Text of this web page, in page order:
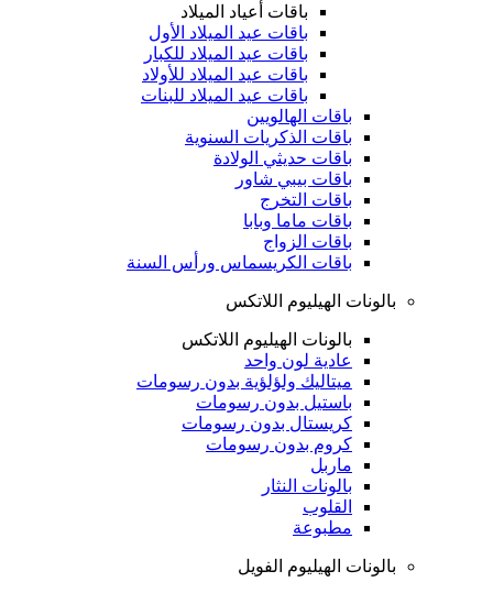
باقات أعياد الميلاد
باقات عيد الميلاد الأول
باقات عيد الميلاد للكبار
باقات عيد الميلاد للأولاد
باقات عيد الميلاد للبنات
باقات الهالويين
باقات الذكريات السنوية
باقات حديثي الولادة
باقات بيبي شاور
باقات التخرج
باقات ماما وبابا
باقات الزواج
باقات الكريسماس ورأس السنة
بالونات الهيليوم اللاتكس
بالونات الهيليوم اللاتكس
عادية لون واحد
ميتاليك ولؤلؤية بدون رسومات
باستيل بدون رسومات
كريستال بدون رسومات
كروم بدون رسومات
ماربل
بالونات النثار
القلوب
مطبوعة
بالونات الهيليوم الفويل